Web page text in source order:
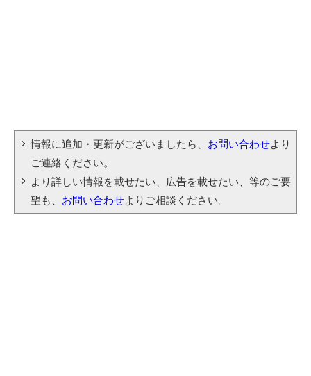
情報に追加・更新がございましたら、 お問い合わせより
ご連絡ください。
より詳しい情報を載せたい、広告を載せたい、等のご要
望も、 お問い合わせよりご相談ください。